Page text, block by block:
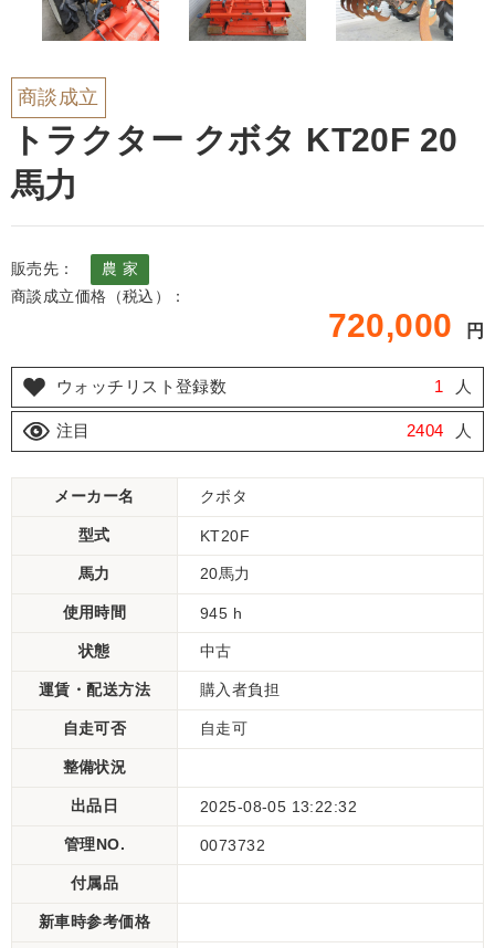
商談成立
トラクター クボタ KT20F 20
馬力
販売先：
農 家
商談成立価格（税込）：
720,000 円
ウォッチリスト登録数 1 人
注目 2404 人
メーカー名 クボタ
型式 KT20F
馬力 20馬力
使用時間 945 h
状態 中古
運賃・配送方法 購入者負担
自走可否 自走可
整備状況
出品日 2025-08-05 13:22:32
管理NO. 0073732
付属品
新車時参考価格